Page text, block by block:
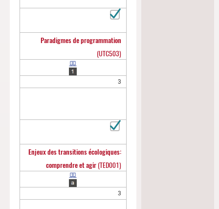
Paradigmes de programmation
(UTC503)
3
Enjeux des transitions écologiques:
comprendre et agir (TED001)
3